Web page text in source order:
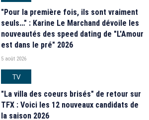
"Pour la première fois, ils sont vraiment
seuls…" : Karine Le Marchand dévoile les
nouveautés des speed dating de "L'Amour
est dans le pré" 2026
5 août 2026
TV
"La villa des coeurs brisés" de retour sur
TFX : Voici les 12 nouveaux candidats de
la saison 2026